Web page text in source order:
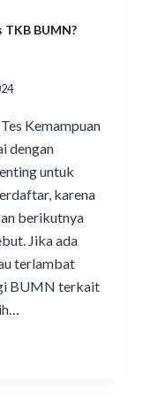
TKB BUMN?
Kemampuan
dengan
untuk
karena
berikutnya
Jika ada
terlambat
BUMN terkait